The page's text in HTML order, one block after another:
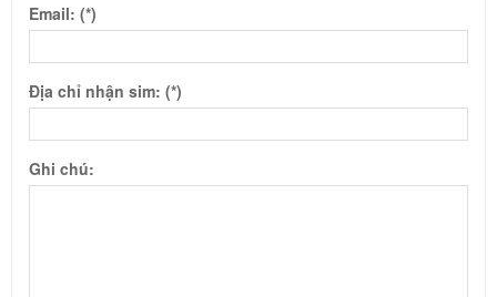
Email: (*)
Địa chỉ nhận sim: (*)
Ghi chú: